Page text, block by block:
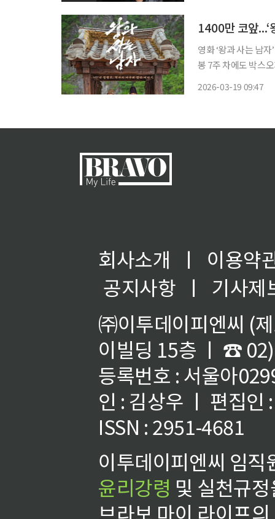
1400만 코앞...‘
영화 ‘왕과 사는 남
봉 7주 차에도 박스오피스
2026-03-19 09:47
회사소개 ㅣ
이용약
공지사항
ㅣ
기사제
㈜이투데이피엔씨 (
이빌딩 15층 ㅣ ☎
등록번호 : 서울아
인 : 김상우 ㅣ 편집인
ISSN : 2951-4681
이투데이피엔씨 임
윤리강령 및 실천규
브라보 마이 라이프